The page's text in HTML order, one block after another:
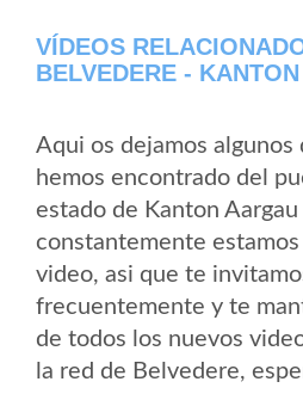
VÍDEOS
BELVEDERE -
Aqui os dejamos algunos
hemos encontrado del
estado de Kanton Aargau
constantemente
video, asi que te
frecuentemente y te
de todos los nuevos
la red de Belvedere,